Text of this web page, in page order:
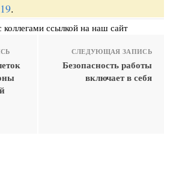
.
коллегами ссылкой на наш сайт
СЛЕДУЮЩАЯ ЗАПИСЬ
Безопасность работы
включает в себя